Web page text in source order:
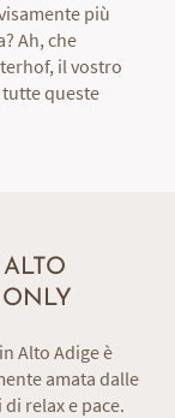
più
Ah, che
il vostro
queste
Alto Adige è
amata dalle
relax e pace.